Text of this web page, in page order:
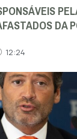
DA
12:24